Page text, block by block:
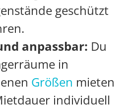
geschützt
anpassbar: Du
in
Größen mieten
individuell